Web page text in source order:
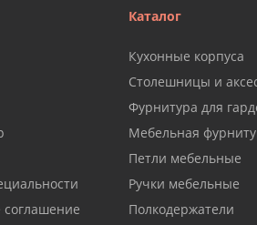
соглашение
Каталог
Кухонные корпуса
Столешницы и
Фурнитура для
Мебельная
Петли мебельные
Ручки мебельные
Полкодержатели